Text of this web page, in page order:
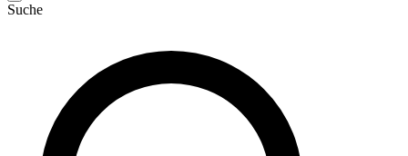
Suche